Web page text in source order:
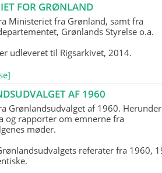
FOR GRØNLAND
Ministeriet fra Grønland, samt fra
Grønlands Styrelse o.a.
udleveret til Rigsarkivet, 2014.
AF 1960
Grønlandsudvalget af 1960. Herunder
og rapporter om emnerne fra
møder.
referater fra 1960,